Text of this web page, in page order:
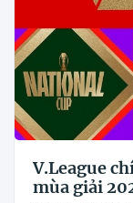
V.League
mùa giải